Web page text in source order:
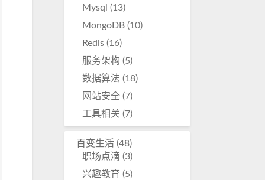
Mysql (13)
MongoDB(10)
Redis(16)
服务架构 (5)
数据算法 (18)
网站安全(7)
工具相关 (7)
百变生活(48)
职场点滴 (3)
兴趣教育 (5)